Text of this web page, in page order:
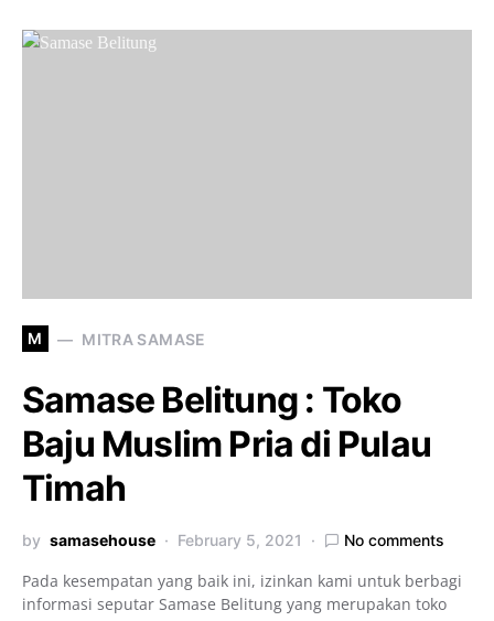
M MITRA SAMASE
Samase Belitung : Toko
Baju Muslim Pria di Pulau
Timah
by samasehouse February 5, 2021 No comments
Pada kesempatan yang baik ini, izinkan kami untuk berbagi
informasi seputar Samase Belitung yang merupakan toko